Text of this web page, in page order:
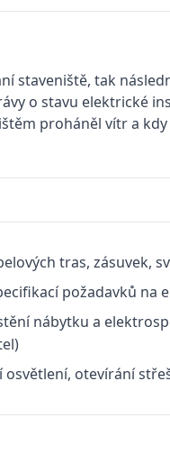
staveniště, tak
o stavu elektrické
proháněl vítr a
tras, zásuvek,
požadavků na
nábytku a
otevírání